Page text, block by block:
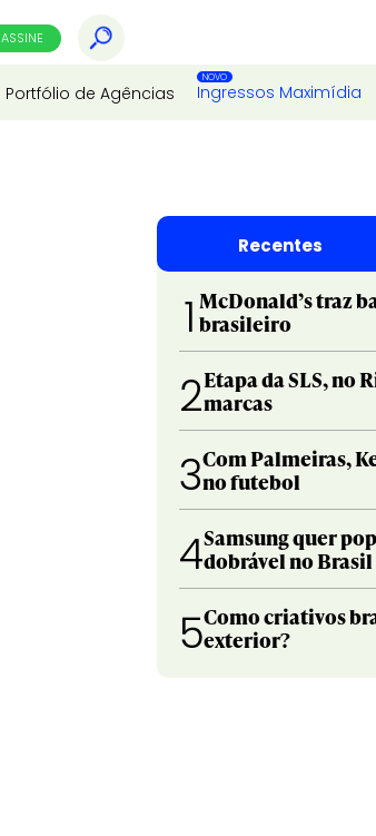
ASSINE
Portfólio de Agências Ingressos Maximídia
Recentes
1 McDonald’s traz
brasileiro
2Etapa da SLS, no
marcas
3Com Palmeiras,
no futebol
4Samsung quer
dobrável no Brasil
5Como criativos
exterior?